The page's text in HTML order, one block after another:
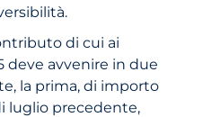
di cui ai
deve avvenire in due
la prima, di importo
luglio precedente,